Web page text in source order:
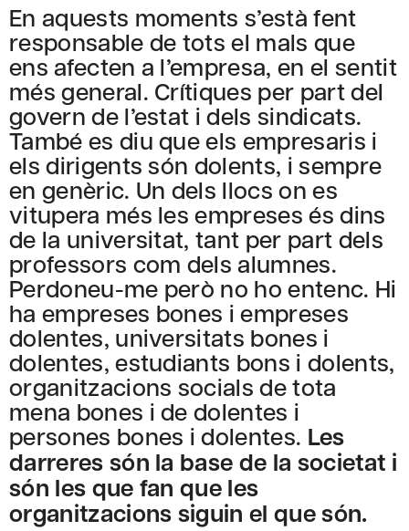
En aquests moments s’està fent
responsable de tots el mals que
ens afecten a l’empresa, en el sentit
més general. Crítiques per part del
govern de l’estat i dels sindicats.
També es diu que els empresaris i
els dirigents són dolents, i sempre
en genèric. Un dels llocs on es
vitupera més les empreses és dins
de la universitat, tant per part dels
professors com dels alumnes.
Perdoneu-me però no ho entenc. Hi
ha empreses bones i empreses
dolentes, universitats bones i
dolentes, estudiants bons i dolents,
organitzacions socials de tota
mena bones i de dolentes i
persones bones i dolentes. Les
darreres són la base de la societat i
són les que fan que les
organitzacions siguin el que són.